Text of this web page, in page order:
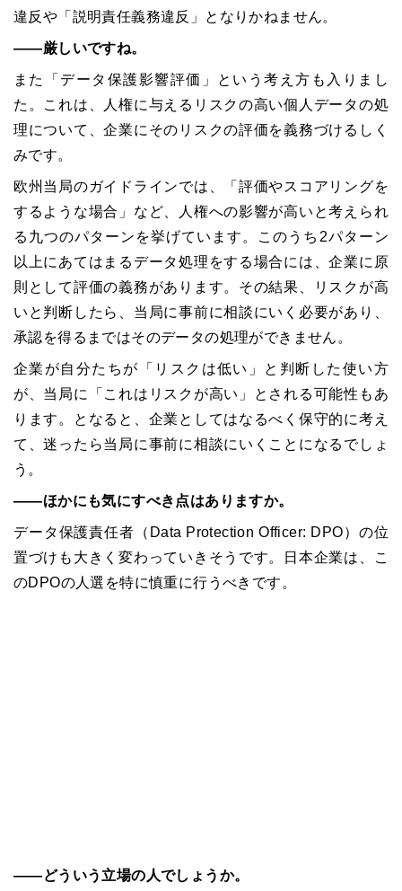
違反や「説明責任義務違反」となりかねません。
――厳しいですね。
また「データ保護影響評価」という考え方も入りまし
た。これは、人権に与えるリスクの高い個人データの処
理について、企業にそのリスクの評価を義務づけるしく
みです。
欧州当局のガイドラインでは、「評価やスコアリングを
するような場合」など、人権への影響が高いと考えられ
る九つのパターンを挙げています。このうち 2パターン
以上にあてはまるデータ処理をする場合には、企業に原
則として評価の義務があります。その結果、リスクが高
いと判断したら、当局に事前に相談にいく必要があり、
承認を得るまではそのデータの処理ができません。
企業が自分たちが「リスクは低い」と判断した使い方
が、当局に「これはリスクが高い」とされる可能性もあ
ります。となると、企業としてはなるべく保守的に考え
て、迷ったら当局に事前に相談にいくことになるでしょ
う。
――ほかにも気にすべき点はありますか。
データ保護責任者（ Data Protection Officer: DPO）の位
置づけも大きく変わっていきそうです。日本企業は、こ
のDPOの人選を特に慎重に行うべきです。
――どういう立場の人でしょうか。